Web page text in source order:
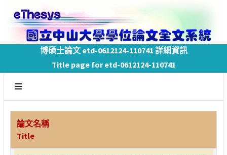
博碩士論文 etd-0612124-110741 詳細資訊
Title page for etd-0612124-110741
論文名稱
Title